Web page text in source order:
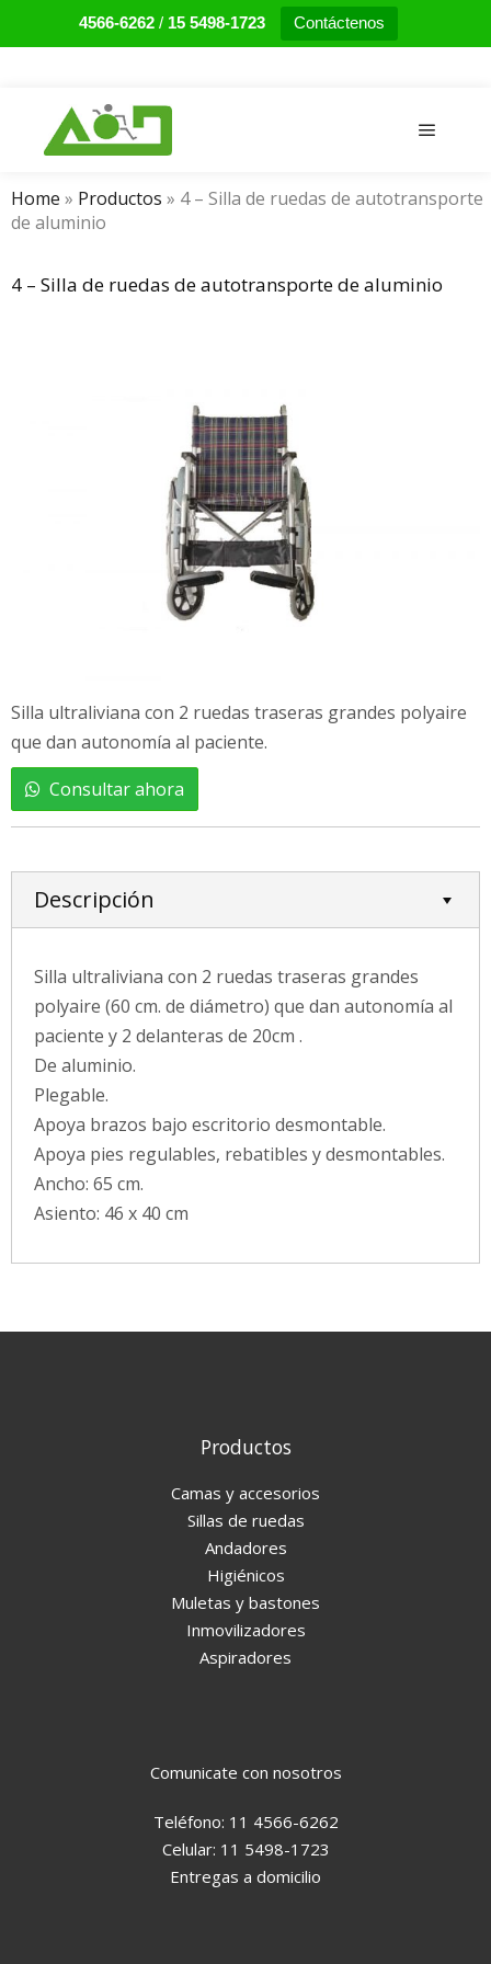
4566-6262/ 15 5498-1723 Contáctenos
Home » Productos » 4 – Silla de ruedas de autotransporte
de aluminio
4 – Silla de ruedas de autotransporte de aluminio
Silla ultraliviana con 2 ruedas traseras grandes polyaire
que dan autonomía al paciente.
Consultar ahora
Descripción
Silla ultraliviana con 2 ruedas traseras grandes
polyaire (60 cm. de diámetro) que dan autonomía al
paciente y 2 delanteras de 20cm .
De aluminio.
Plegable.
Apoya brazos bajo escritorio desmontable.
Apoya pies regulables, rebatibles y desmontables.
Ancho: 65 cm.
Asiento: 46 x 40 cm
Productos
Camas y accesorios
Sillas de ruedas
Andadores
Higiénicos
Muletas y bastones
Inmovilizadores
Aspiradores
Comunicate con nosotros
Teléfono: 11 4566-6262
Celular: 11 5498-1723
Entregas a domicilio